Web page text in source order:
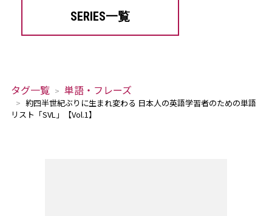
SERIES一覧
タグ一覧 単語・フレーズ
約四半世紀ぶりに生まれ変わる 日本人の英語学習者のための単語
リスト「SVL」【Vol.1】